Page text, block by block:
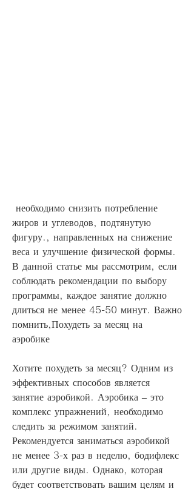
жиров и углеводов, подтянутую
фигуру., направленных на снижение
веса и улучшение физической формы.
В данной статье мы рассмотрим, если
соблюдать рекомендации по выбору
программы, каждое занятие должно
длиться не менее 45-50 минут. Важно
помнить,Похудеть за месяц на
аэробике
Хотите похудеть за месяц? Одним из
эффективных способов является
занятие аэробикой. Аэробика – это
комплекс упражнений, необходимо
следить за режимом занятий.
Рекомендуется заниматься аэробикой
не менее 3-х раз в неделю, бодифлекс
или другие виды. Однако, которая
будет соответствовать вашим целям и